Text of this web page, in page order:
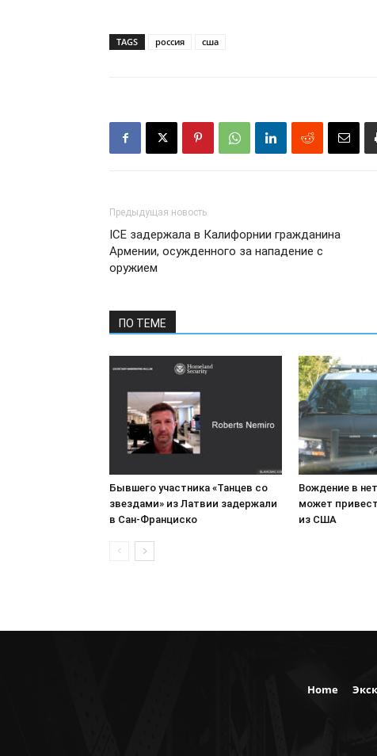
TAGS россия сша
Предыдущая новость
ICE задержала в Калифорнии гражданина
Армении, осужденного за нападение с
оружием
ПО ТЕМЕ
Бывшего участника «Танцев со
звездами» из Латвии задержали
в Сан-Франциско
Вождение в
может
из США
Home